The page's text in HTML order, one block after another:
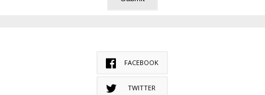
FACEBOOK
TWITTER